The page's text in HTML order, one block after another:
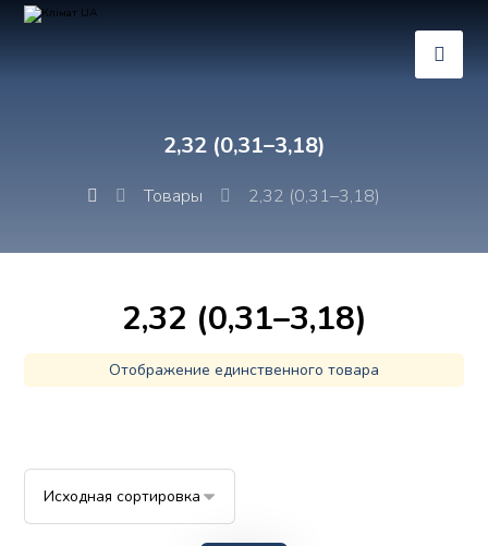
2,32 (0,31–3,18)
Товары 2,32 (0,31–3,18)
2,32 (0,31–3,18)
Отображение единственного товара